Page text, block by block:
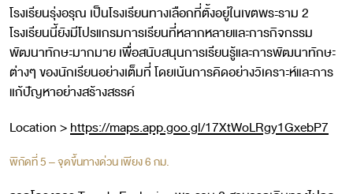
โรงเรียนรุ่งอรุณ เป็นโรงเรียนทางเลือกที่ตั้งอยู่ในเขตพระราม 2
โรงเรียนนี้ยังมีโปรแกรมการเรียนที่หลากหลายและการกิจกรรม
พัฒนาทักษะมากมาย เพื่อสนับสนุนการเรียนรู้และการพัฒนาทักษะ
ต่างๆ ของนักเรียนอย่างเต็มที่ โดยเน้นการคิดอย่างวิเคราะห์และการ
แก้ปัญหาอย่างสร้างสรรค์
Location >https://maps.app.goo.gl/17XtWoLRgy1GxebP7
พิกัดที่ 5 – จุดขึ้นทางด่วน เพียง 6 กม.